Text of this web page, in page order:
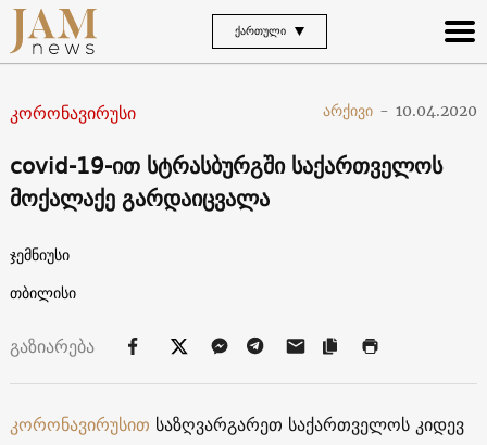
ᲥᲐᲠᲗᲣᲚᲘ
კორონავირუსი არქივი - 10.04.2020
covid-19-ით სტრასბურგში საქართველოს
მოქალაქე გარდაიცვალა
ჯემნიუსი
თბილისი
გაზიარება
კორონავირუსით საზღვარგარეთ საქართველოს კიდევ